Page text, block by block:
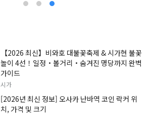
【2026 최신】비와호 대불꽃축제 & 시가현 불꽃
놀이 4선！일정・볼거리・숨겨진 명당까지 완벽
가이드
시가
[2026년 최신 정보] 오사카 난바역 코인 락커 위
치, 가격 및 크기